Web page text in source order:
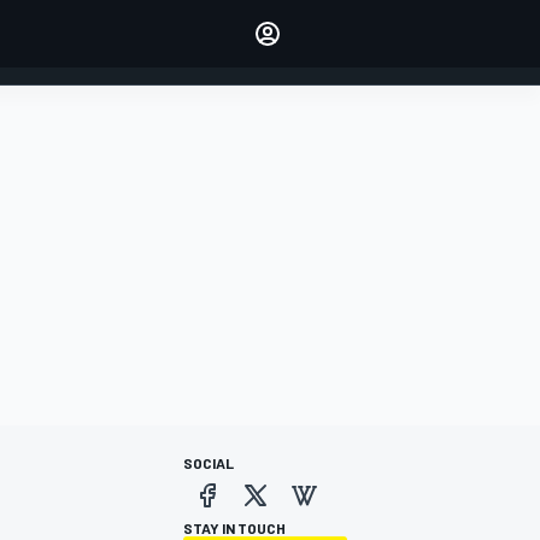
ACCEDI
SOCIAL
STAY IN TOUCH